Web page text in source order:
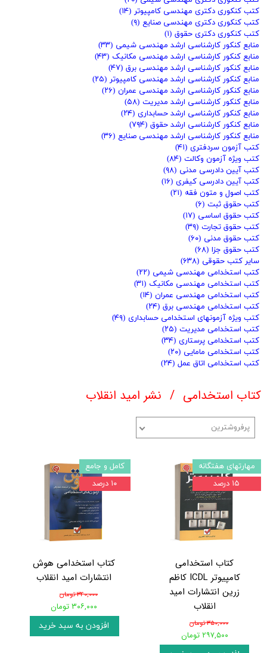
کتاب استخدامی نشر امید انقلاب
پرفروشترین
کتاب استخدامی
کامپیوتر ICDL کاظم
زرین انتشارات امید
انقلاب
۳۵۰,۰۰۰ تومان
۲۹۷,۵۰۰ تومان
مهارتهای هفتگانه
۱۵ درصد
کتاب استخدامی هوش
انتشارات امید انقلاب
۳۴۰,۰۰۰ تومان
۳۰۶,۰۰۰ تومان
افزودن به سبد خرید
کامل و جامع
۱۰ درصد
کتب کنکوری دکتری مهندسی کامپیوتر (۱۴)
کتب کنکوری دکتری مهندسی صنایع (۹)
کتب کنکوری دکتری حقوق (۱)
منابع کنکور کارشناسی ارشد مهندسی شیمی (۳۳)
منابع کنکور کارشناسی ارشد مهندسی مکانیک (۴۳)
منابع کنکور کارشناسی ارشد مهندسی برق (۴۷)
منابع کنکور کارشناسی ارشد مهندسی کامپیوتر (۲۵)
منابع کنکور کارشناسی ارشد مهندسی عمران (۲۶)
منابع کنکور کارشناسی ارشد مدیریت (۵۸)
منابع کنکور کارشناسی ارشد حسابداری (۲۴)
منابع کنکور کارشناسی ارشد حقوق (۷۹۴)
منابع کنکور کارشناسی ارشد مهندسی صنایع (۳۶)
کتب آزمون سردفتری (۴۱)
کتب ویژه آزمون وکالت (۸۴)
کتب آیین دادرسی مدنی (۹۸)
کتب آیین دادرسی کیفری (۱۶)
کتب اصول و متون فقه (۲۱)
کتب حقوق ثبت (۶)
کتب حقوق اساسی (۱۷)
کتب حقوق تجارت (۳۹)
کتب حقوق مدنی (۶۰)
کتب حقوق جزا (۶۸)
سایر کتب حقوقی (۶۳۸)
کتب استخدامی مهندسی شیمی (۲۲)
کتب استخدامی مهندسی مکانیک (۳۱)
کتب استخدامی مهندسی عمران (۱۴)
کتب استخدامی مهندسی برق (۲۴)
کتب ویژه آزمونهای استخدامی حسابداری (۴۹)
کتب استخدامی مدیریت (۲۵)
کتب استخدامی پرستاری (۳۴)
کتب استخدامی مامایی (۲۰)
کتب استخدامی اتاق عمل (۲۴)